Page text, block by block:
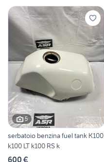
5
serbatoio benzina fuel tank K100
k100 LT k100 RS k
600 €